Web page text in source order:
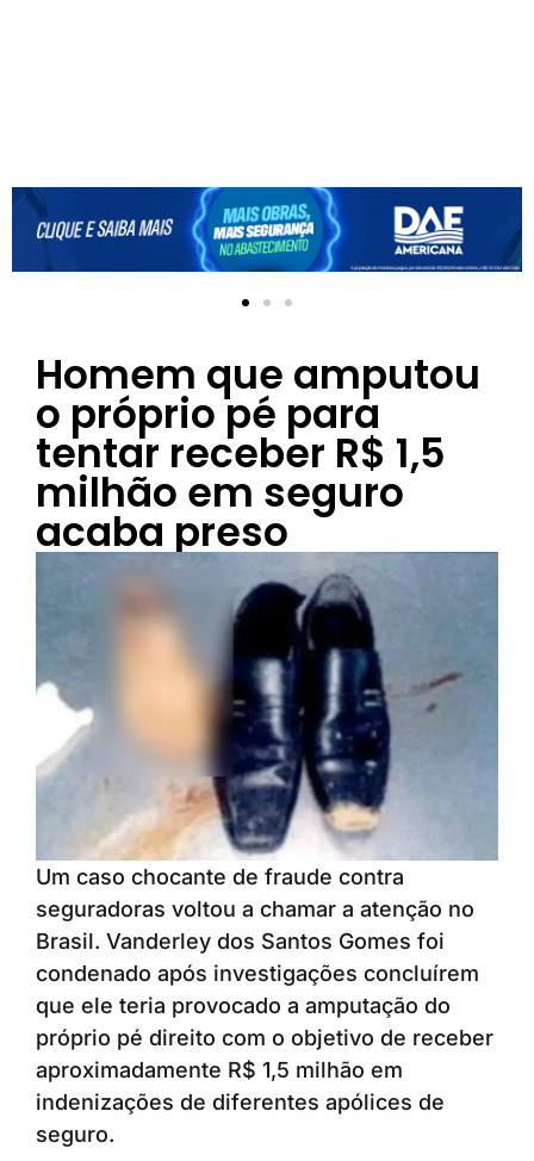
Homem que amputou
o próprio pé para
tentar receber R$ 1,5
milhão em seguro
acaba preso
Um caso chocante de fraude contra
seguradoras voltou a chamar a atenção no
Brasil. Vanderley dos Santos Gomes foi
condenado após investigações concluírem
que ele teria provocado a amputação do
próprio pé direito com o objetivo de receber
aproximadamente R$ 1,5 milhão em
indenizações de diferentes apólices de
seguro.